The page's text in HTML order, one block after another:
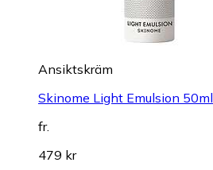
Ansiktskräm
Skinome Light Emulsion 50ml
fr.
479 kr